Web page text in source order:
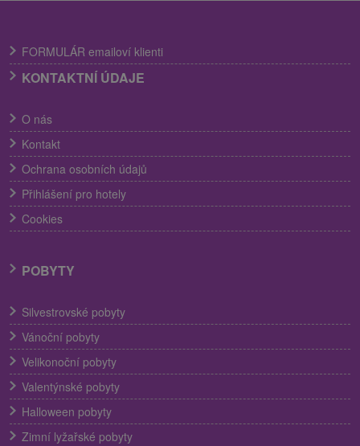
FORMULÁR emailoví klienti
KONTAKTNÍ ÚDAJE
O nás
Kontakt
Ochrana osobních údajů
Přihlášení pro hotely
Cookies
POBYTY
Silvestrovské pobyty
Vánoční pobyty
Velikonoční pobyty
Valentýnské pobyty
Halloween pobyty
Zimní lyžařské pobyty